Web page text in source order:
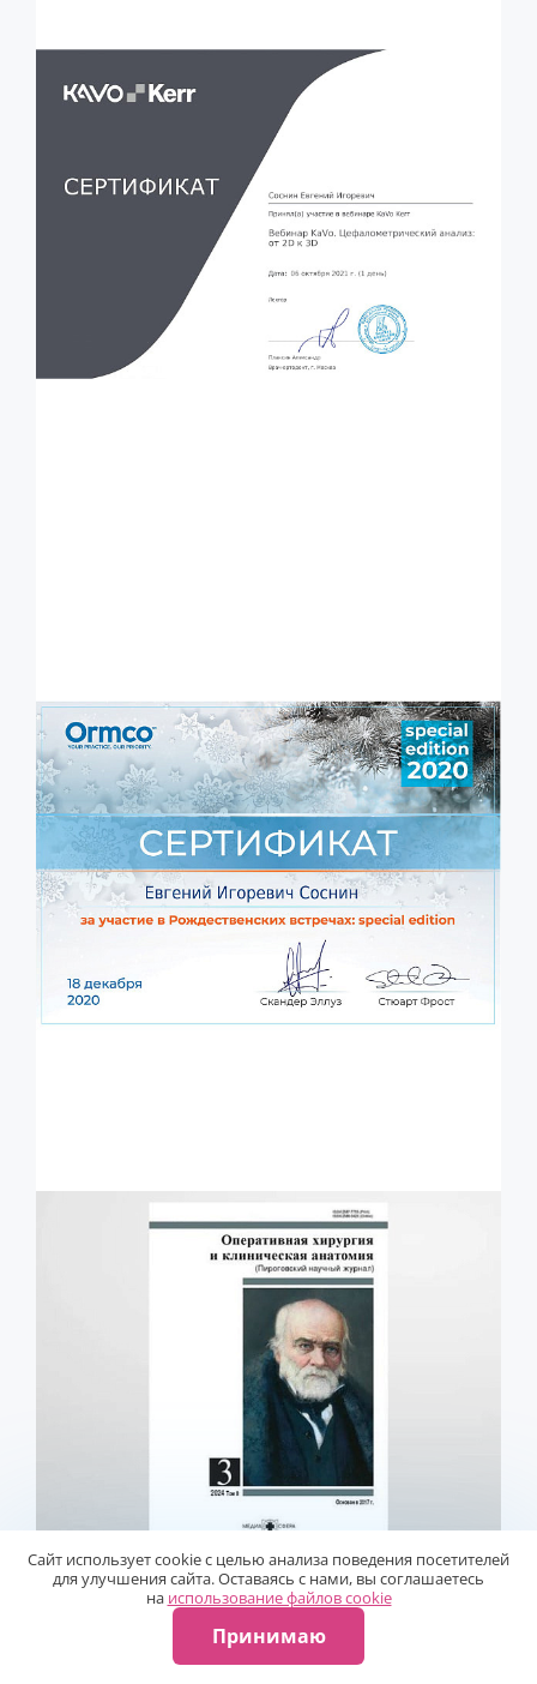
Сайт использует сооkiе с целью анализа поведения посетителей
для улучшения сайта. Оставаясь с нами, вы соглашаетесь
на использование файлов сооkiе
Принимаю